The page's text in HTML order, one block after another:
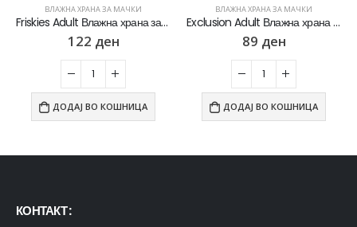
ВЛАЖНА ХРАНА ЗА МАЧКИ
Friskies Adult Влажна храна за Возрасни мачки со Говедско, Пилешко, Јагнешко, Патка во сос [Кесичка 4×85гр]
122 ден
ДОДАЈ ВО КОШНИЦА
ВЛАЖНА ХРАНА ЗА МАЧКИ
Exclusion Adult Влажна храна за Возрасни мачки со Туна пате [Конзерва 85гр]
89 ден
ДОДАЈ ВО КОШНИЦА
КОНТАКТ :